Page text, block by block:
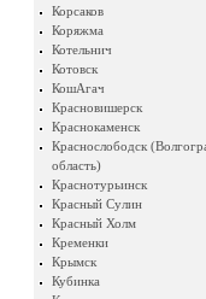
Корсаков
Коряжма
Котельнич
Котовск
КошАгач
Красновишерск
Краснокаменск
Краснослободск
область)
Краснотурьинск
Красный Сулин
Красный Холм
Кременки
Крымск
Кубинка